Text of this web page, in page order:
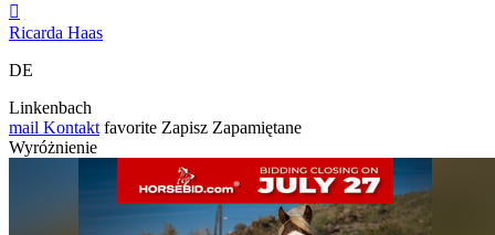

Ricarda Haas
DE
Linkenbach
mail Kontakt favorite Zapisz Zapamiętane
Wyróżnienie